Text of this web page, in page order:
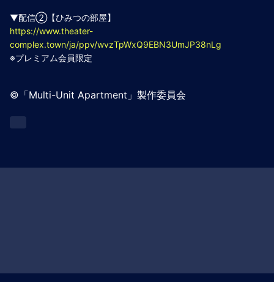
▼配信②【ひみつの部屋】
https://www.theater-
complex.town/ja/ppv/wvzTpWxQ9EBN3UmJP38nLg
※プレミアム会員限定
©︎「Multi-Unit Apartment」製作委員会